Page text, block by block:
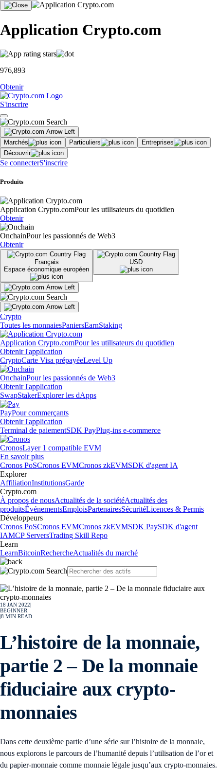
Application Crypto.com
976,893
Obtenir
S'inscrire
Marchés Particuliers
Entreprises
Découvrir
Se connecterS'inscrire
Produits
Application Crypto.comPour les utilisateurs du quotidien
Obtenir
OnchainPour les passionnés de Web3
Obtenir
Français
Espace économique européen
USD
Crypto
Toutes les monnaiesPaniersEarnStaking
Application Crypto.comPour les utilisateurs du quotidien
Obtenir l'application
CryptoCarte Visa prépayéeLevel Up
OnchainPour les passionnés de Web3
Obtenir l'application
SwapStakerExplorer les dApps
PayPour commerçants
Obtenir l'application
Terminal de paiementSDK PayPlug-ins e-commerce
CronosLayer 1 compatible EVM
En savoir plus
Cronos PoSCronos EVMCronos zkEVMSDK d'agent IA
Explorer
AffiliationInstitutionsGarde
Crypto.com
À propos de nousActualités de la sociétéActualités des
produitsÉvénementsEmploisPartenairesSécuritéLicences & Permis
Développeurs
Cronos PoSCronos EVMCronos zkEVMSDK PaySDK d'agent
IAMCP ServersTrading Skill Repo
Learn
LearnBitcoinRechercheActualités du marché
18 JAN 2022
BEGINNER
8 MIN READ
L’histoire de la monnaie,
partie 2 – De la monnaie
fiduciaire aux crypto-
monnaies
Dans cette deuxième partie d’une série sur l’histoire de la monnaie,
nous explorons le parcours de l’humanité depuis l’utilisation de l’or et
du papier-monnaie comme monnaie légale jusqu’aux crypto-monnaies.